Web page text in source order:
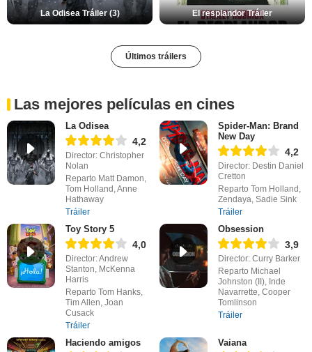
La Odisea Tráiler (3) El resplandor Tráiler
Últimos tráilers
Las mejores películas en cines
La Odisea
4,2
Director: Christopher
Nolan
Reparto Matt Damon,
Tom Holland, Anne
Hathaway
Tráiler
Spider-Man: Brand
New Day
4,2
Director: Destin Daniel
Cretton
Reparto Tom Holland,
Zendaya, Sadie Sink
Tráiler
Toy Story 5
4,0
Director: Andrew
Stanton, McKenna
Harris
Reparto Tom Hanks,
Tim Allen, Joan
Cusack
Tráiler
Obsession
3,9
Director: Curry Barker
Reparto Michael
Johnston (II), Inde
Navarrette, Cooper
Tomlinson
Tráiler
Haciendo amigos Vaiana